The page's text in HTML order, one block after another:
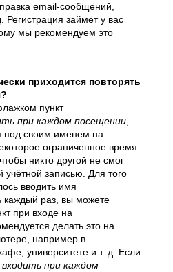
email-сообщений,
Регистрация займёт у вас
мы рекомендуем это
приходится повторять
пункт
при каждом посещении
под своим именем на
ограниченное время.
никто другой не смог
учётной записью. Для того
вводить имя
каждый раз, вы можете
при входе на
делать это на
например в
университете и т. д. Если
при каждом